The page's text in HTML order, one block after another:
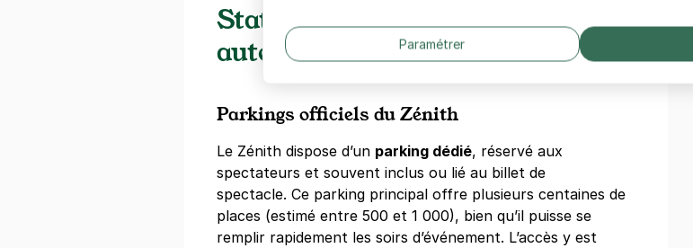
Stationnement et parkings
autour du Zénith Dijon
Parkings officiels du Zénith
Le Zénith dispose d’un parking dédié, réservé aux
spectateurs et souvent inclus ou lié au billet de
spectacle. Ce parking principal offre plusieurs centaines de
places (estimé entre 500 et 1 000), bien qu’il puisse se
remplir rapidement les soirs d’événement. L’accès y est
Paramétrer